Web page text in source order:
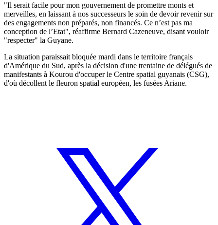
"Il serait facile pour mon gouvernement de promettre monts et
merveilles, en laissant à nos successeurs le soin de devoir revenir sur
des engagements non préparés, non financés. Ce n’est pas ma
conception de l’Etat", réaffirme Bernard Cazeneuve, disant vouloir
"respecter" la Guyane.
La situation paraissait bloquée mardi dans le territoire français
d'Amérique du Sud, après la décision d'une trentaine de délégués de
manifestants à Kourou d'occuper le Centre spatial guyanais (CSG),
d'où décollent le fleuron spatial européen, les fusées Ariane.